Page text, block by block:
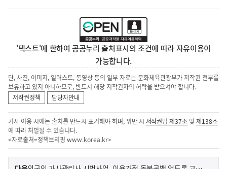
'텍스트'에 한하여 공공누리 출처표시의 조건에 따라 자유이용이
가능합니다.
단, 사진, 이미지, 일러스트, 동영상 등의 일부 자료는 문화체육관광부가 저작권 전부를
보유하고 있지 아니하므로, 반드시 해당 저작권자의 허락을 받으셔야 합니다.
저작권정책
담당자안내
기사 이용 시에는 출처를 반드시 표기해야 하며, 위반 시 저작권법 제37조 및제138조
에 따라 처벌될 수 있습니다.
<자료출처=정책브리핑 www.korea.kr>
이